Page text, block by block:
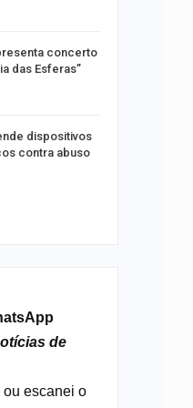
concerto
das Esferas”
dispositivos
contra abuso
de
escanei o